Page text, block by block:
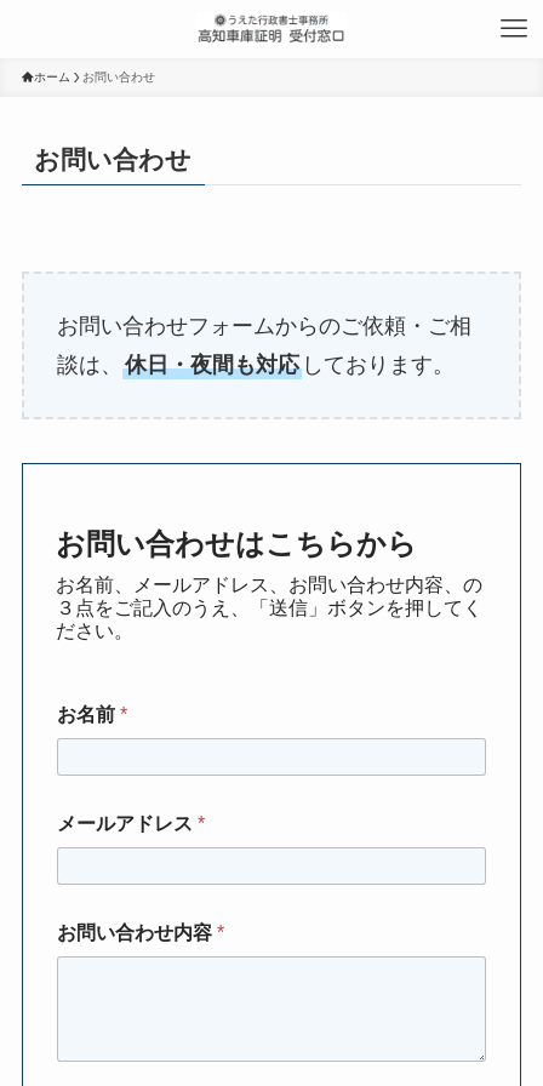
ホーム お問い合わせ
お問い合わせ
お問い合わせフォームからのご依頼・ご相
談は、 休日・夜間も対応しております。
お問い合わせはこちらから
お名前、メールアドレス、お問い合わせ内容、の
３点をご記入のうえ、「送信」ボタンを押してく
ださい。
お名前 *
メールアドレス *
お問い合わせ内容 *